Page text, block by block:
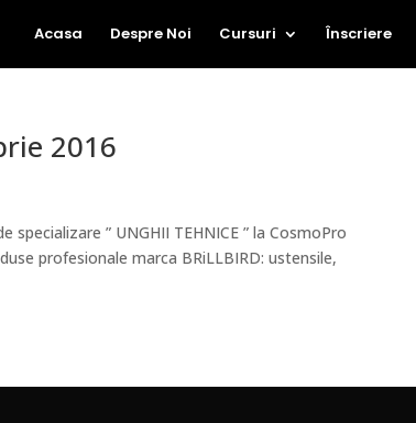
Acasa Despre Noi Cursuri Înscriere
2016
specializare ” UNGHII TEHNICE ” la CosmoPro
profesionale marca BRiLLBIRD: ustensile,